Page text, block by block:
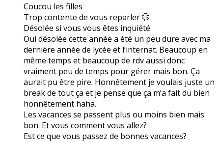
Coucou les filles
Trop contente de vous reparler 🤭
Désolée si vous vous êtes inquiété
Oui désolée cette année a été un peu dure avec ma
dernière année de lycée et l’internat. Beaucoup en
même temps et beaucoup de rdv aussi donc
vraiment peu de temps pour gérer mais bon. Ça
aurait pu être pire. Honnêtement je voulais juste un
break de tout ça et je pense que ça m’a fait du bien
honnêtement haha.
Les vacances se passent plus ou moins bien mais
bon. Et vous comment vous allez?
Est ce que vous passez de bonnes vacances?